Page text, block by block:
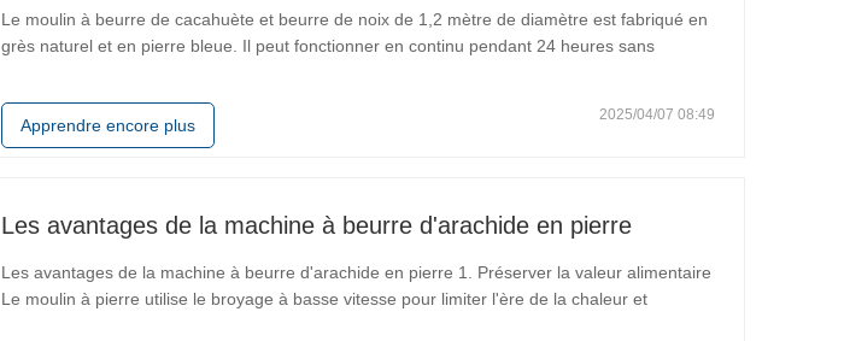
Le moulin à beurre de cacahuète et beurre de noix de 1,2 mètre de diamètre est fabriqué en
grès naturel et en pierre bleue. Il peut fonctionner en continu pendant 24 heures sans
vitesse de broyage peut
Apprendre encore plus
2025/04/07 08:49
Les avantages de la machine à beurre d'arachide en pierre
Les avantages de la machine à beurre d'arachide en pierre 1. Préserver la valeur alimentaire
Le moulin à pierre utilise le broyage à basse vitesse pour limiter l'ère de la chaleur et